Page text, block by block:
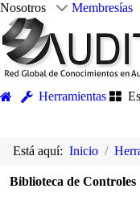
Nosotros Membresías
Herramientas
Está aquí: Inicio
Biblioteca de Controles